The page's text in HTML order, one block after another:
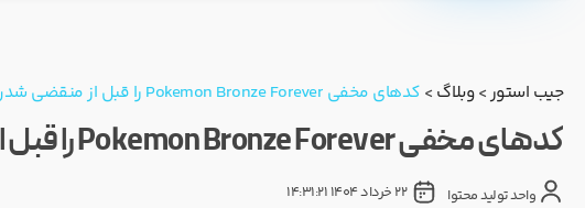
جیب استور>وبلاگ > کدهای مخفی Pokemon Bronze Forever را قبل از منقضی شدن فعال کن!
کدهای مخفی Pokemon Bronze Forever را قبل از منقضی شدن فعال کن!
واحد تولید محتوا 22 خرداد 1404 14:31:21